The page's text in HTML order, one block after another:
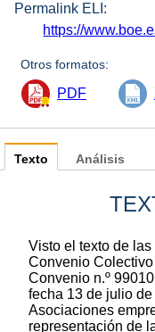
Permalink ELI:
https://
Otros formatos:
PDF
Texto
Visto el texto de
Convenio
Convenio n.º
fecha 13 de julio
Asociaciones
representación de
Análisis